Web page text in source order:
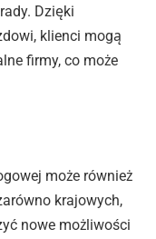
Dzięki
klienci mogą
firmy, co może
może również
krajowych,
nowe możliwości